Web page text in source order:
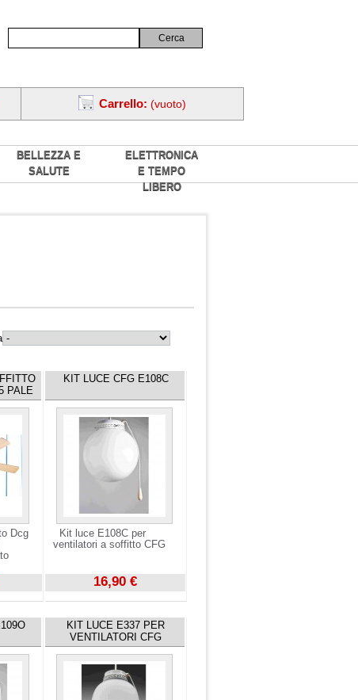
BELLEZZA E
SALUTE
ELETTRONICA
E TEMPO
LIBERO
Carrello: (vuoto)
PALE
Dcg
KIT LUCE CFG E108C
Kit luce E108C per
ventilatori a soffitto CFG
16,90 €
KIT LUCE E337 PER
VENTILATORI CFG